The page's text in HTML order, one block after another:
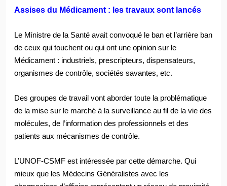
Assises du Médicament : les travaux sont lancés
Le Ministre de la Santé avait convoqué le ban et l’arrière ban
de ceux qui touchent ou qui ont une opinion sur le
Médicament : industriels, prescripteurs, dispensateurs,
organismes de contrôle, sociétés savantes, etc.
Des groupes de travail vont aborder toute la problématique
de la mise sur le marché à la surveillance au fil de la vie des
molécules, de l’information des professionnels et des
patients aux mécanismes de contrôle.
L’UNOF-CSMF est intéressée par cette démarche. Qui
mieux que les Médecins Généralistes avec les